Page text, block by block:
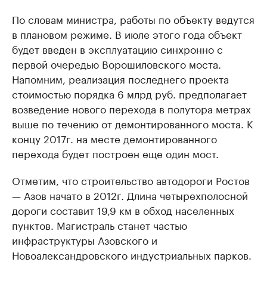
По словам министра, работы по объекту ведутся
в плановом режиме. В июле этого года объект
будет введен в эксплуатацию синхронно с
первой очередью Ворошиловского моста.
Напомним, реализация последнего проекта
стоимостью порядка 6 млрд руб. предполагает
возведение нового перехода в полутора метрах
выше по течению от демонтированного моста. К
концу 2017г. на месте демонтированного
перехода будет построен еще один мост.
Отметим, что строительство автодороги Ростов
— Азов начато в 2012г. Длина четырехполосной
дороги составит 19,9 км в обход населенных
пунктов. Магистраль станет частью
инфраструктуры Азовского и
Новоалександровского индустриальных парков.